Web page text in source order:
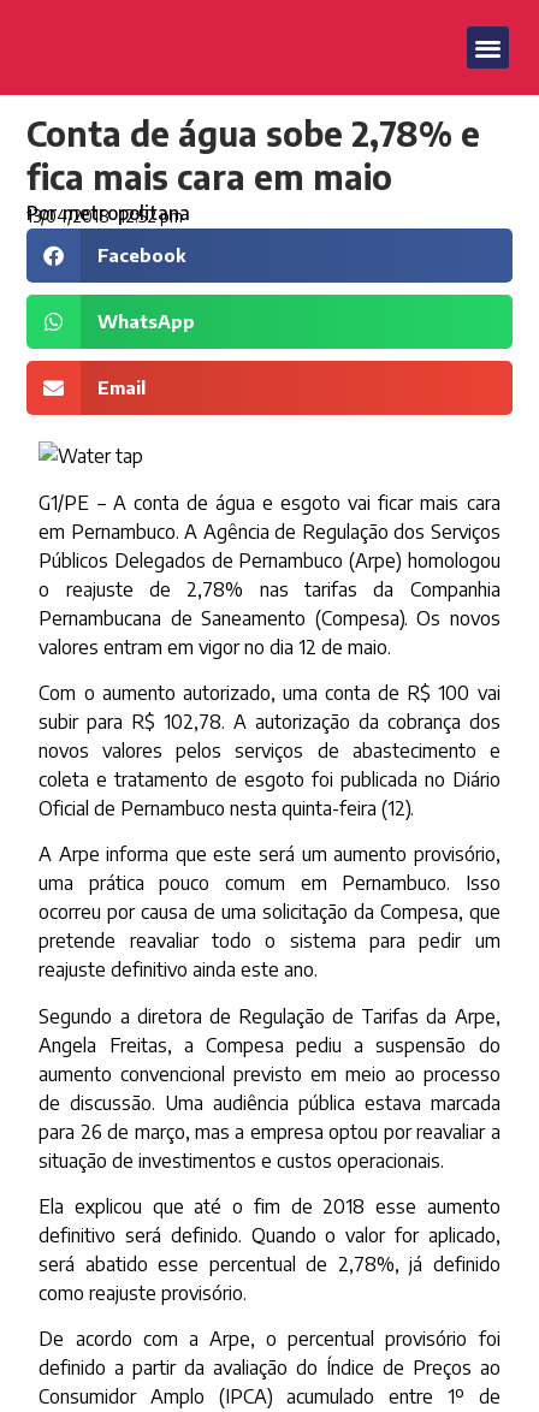
Conta de água sobe 2,78% e
fica mais cara em maio
Pormetropolitana
13/04/2018 12:52 pm
Facebook
WhatsApp
Email
G1/PE – A conta de água e esgoto vai ficar mais cara
em Pernambuco. A Agência de Regulação dos Serviços
Públicos Delegados de Pernambuco (Arpe) homologou
o reajuste de 2,78% nas tarifas da Companhia
Pernambucana de Saneamento (Compesa). Os novos
valores entram em vigor no dia 12 de maio.
Com o aumento autorizado, uma conta de R$ 100 vai
subir para R$ 102,78. A autorização da cobrança dos
novos valores pelos serviços de abastecimento e
coleta e tratamento de esgoto foi publicada no Diário
Oficial de Pernambuco nesta quinta-feira (12).
A Arpe informa que este será um aumento provisório,
uma prática pouco comum em Pernambuco. Isso
ocorreu por causa de uma solicitação da Compesa, que
pretende reavaliar todo o sistema para pedir um
reajuste definitivo ainda este ano.
Segundo a diretora de Regulação de Tarifas da Arpe,
Angela Freitas, a Compesa pediu a suspensão do
aumento convencional previsto em meio ao processo
de discussão. Uma audiência pública estava marcada
para 26 de março, mas a empresa optou por reavaliar a
situação de investimentos e custos operacionais.
Ela explicou que até o fim de 2018 esse aumento
definitivo será definido. Quando o valor for aplicado,
será abatido esse percentual de 2,78%, já definido
como reajuste provisório.
De acordo com a Arpe, o percentual provisório foi
definido a partir da avaliação do Índice de Preços ao
Consumidor Amplo (IPCA) acumulado entre 1º de